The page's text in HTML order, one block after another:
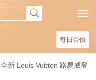
每日金價
全新 Louis Vuitton 路易威登